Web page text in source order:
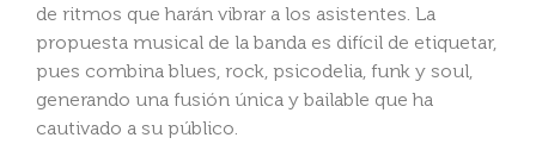
de ritmos que harán vibrar a los asistentes. La
propuesta musical de la banda es difícil de etiquetar,
pues combina blues, rock, psicodelia, funk y soul,
generando una fusión única y bailable que ha
cautivado a su público.